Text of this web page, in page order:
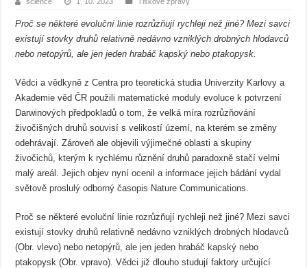
Proč se některé evoluční linie rozrůzňují rychleji než jiné? Mezi savci
existují stovky druhů relativně nedávno vzniklých drobných hlodavců
nebo netopýrů, ale jen jeden hrabáč kapský nebo ptakopysk.
Vědci a vědkyně z Centra pro teoretická studia Univerzity Karlovy a
Akademie věd ČR použili matematické moduly evoluce k potvrzení
Darwinových předpokladů o tom, že velká míra rozrůzňování
živočišných druhů souvisí s velikostí území, na kterém se změny
odehrávají. Zároveň ale objevili výjimečné oblasti a skupiny
živočichů, kterým k rychlému různění druhů paradoxně stačí velmi
malý areál. Jejich objev nyní ocenil a informace jejich bádání vydal
světově proslulý odborný časopis Nature Communications.
Proč se některé evoluční linie rozrůzňují rychleji než jiné? Mezi savci
existují stovky druhů relativně nedávno vzniklých drobných hlodavců
(Obr. vlevo) nebo netopýrů, ale jen jeden hrabáč kapský nebo
ptakopysk (Obr. vpravo). Vědci již dlouho studují faktory určující